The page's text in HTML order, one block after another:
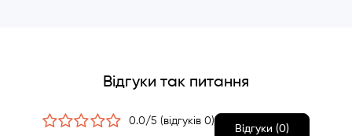
Нижня зона: від +12°С.
Кліматичний клас: ST / N.
Відгуки так питання
0.0/5 (відгуків 0)
Відгуки (0)